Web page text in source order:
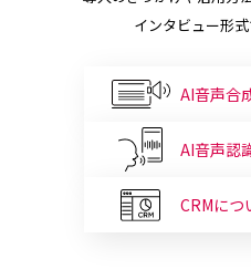
インタビュー形式
AI音声合
AI音声認
CRMにつ